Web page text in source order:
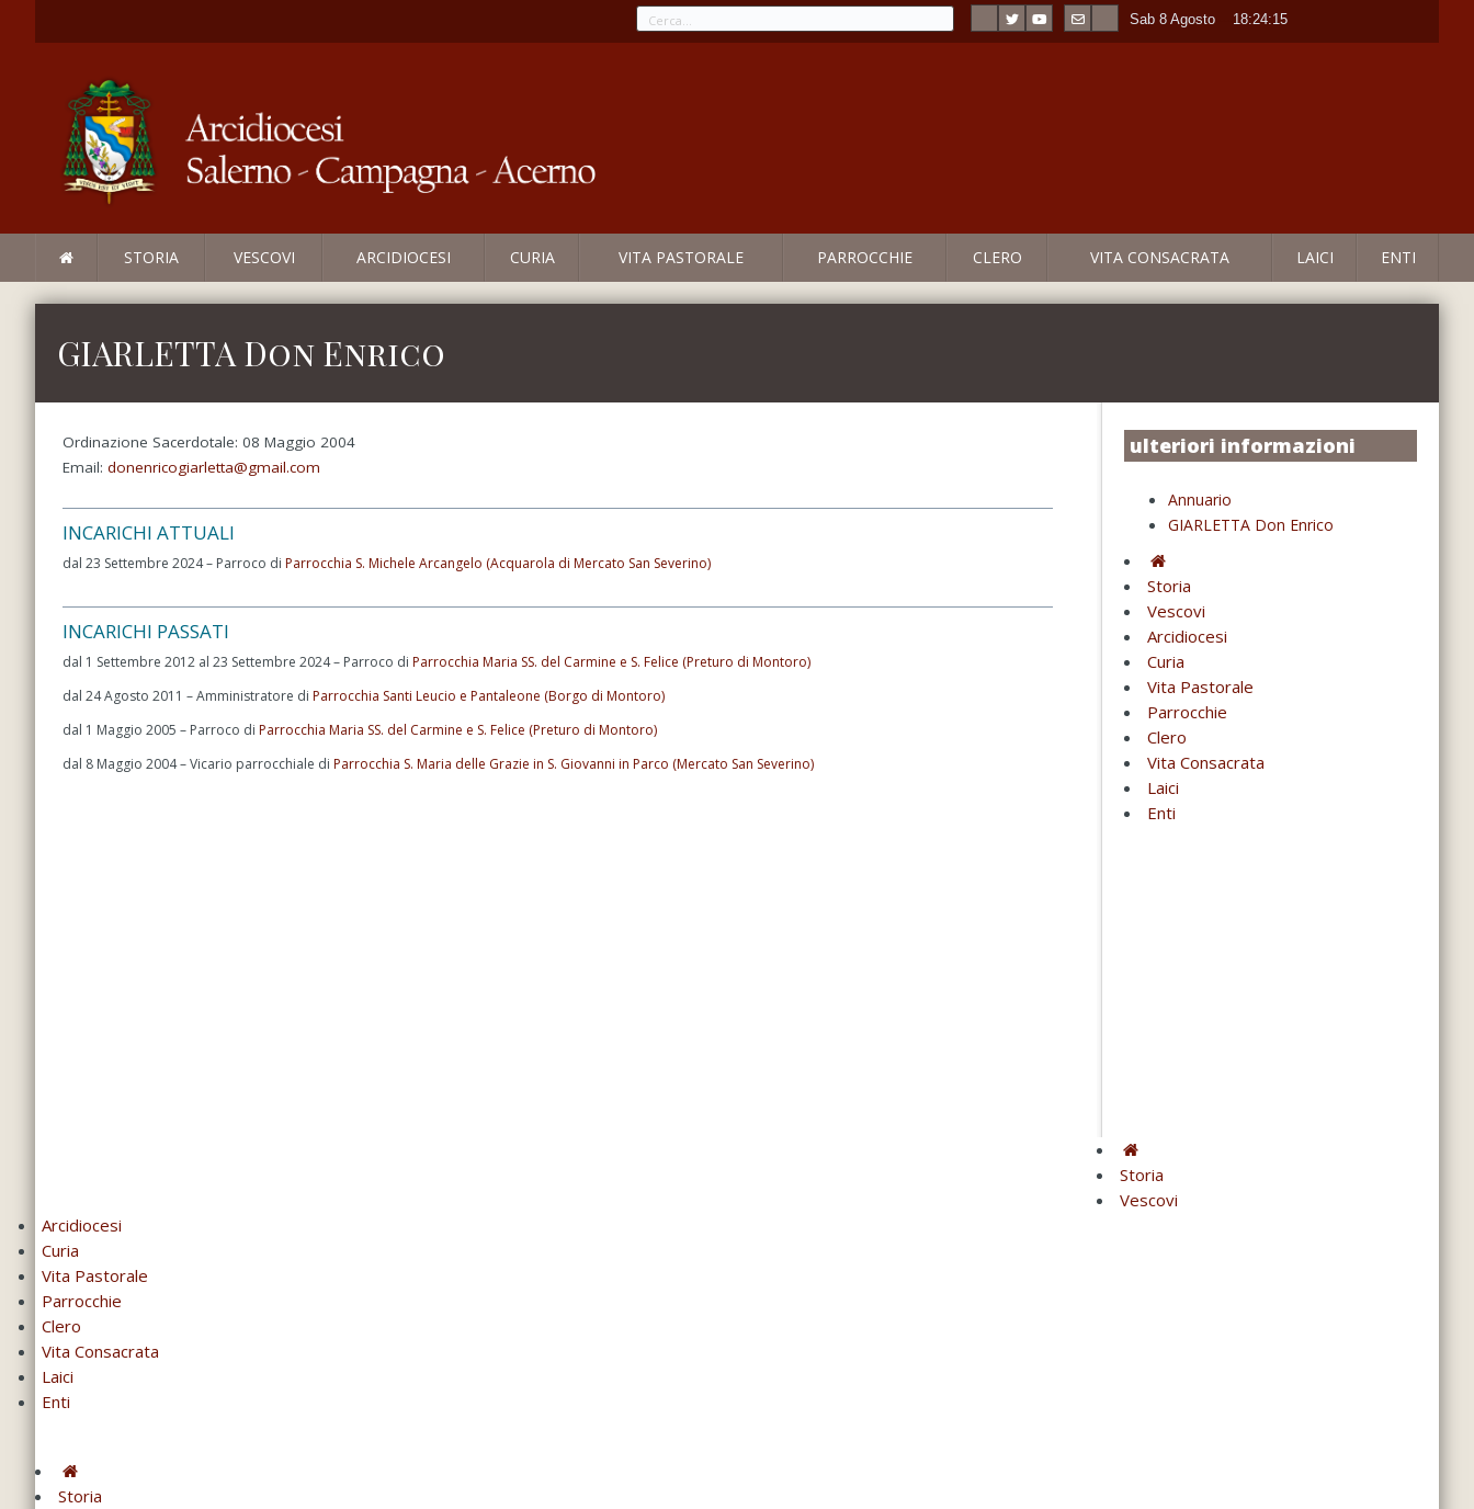
Sab 8 Agosto 18:24:16
STORIA VESCOVI ARCIDIOCESI CURIA VITA PASTORALE PARROCCHIE CLERO VITA CONSACRATA LAICI ENTI
GIARLETTA Don Enrico
Ordinazione Sacerdotale: 08 Maggio 2004
Email: donenricogiarletta@gmail.com
INCARICHI ATTUALI
dal 23 Settembre 2024 – Parroco di Parrocchia S. Michele Arcangelo (Acquarola di Mercato San Severino)
INCARICHI PASSATI
dal 1 Settembre 2012 al 23 Settembre 2024 – Parroco di Parrocchia Maria SS. del Carmine e S. Felice (Preturo di Montoro)
dal 24 Agosto 2011 – Amministratore di Parrocchia Santi Leucio e Pantaleone (Borgo di Montoro)
dal 1 Maggio 2005 – Parroco di Parrocchia Maria SS. del Carmine e S. Felice (Preturo di Montoro)
dal 8 Maggio 2004 – Vicario parrocchiale di Parrocchia S. Maria delle Grazie in S. Giovanni in Parco (Mercato San Severino)
ulteriori informazioni
Annuario
GIARLETTA Don Enrico
Storia
Vescovi
Arcidiocesi
Curia
Vita Pastorale
Parrocchie
Clero
Vita Consacrata
Laici
Enti
Storia
Vescovi
Arcidiocesi
Curia
Vita Pastorale
Parrocchie
Clero
Vita Consacrata
Laici
Enti
Storia